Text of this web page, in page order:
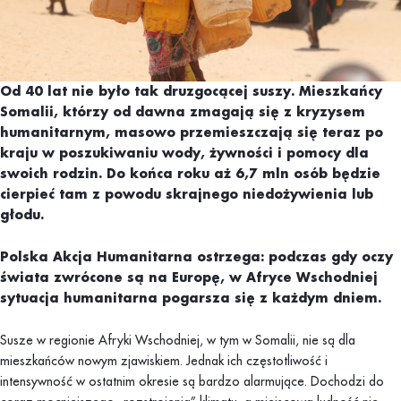
Od 40 lat nie było tak druzgocącej suszy. Mieszkańcy
Somalii, którzy od dawna zmagają się z kryzysem
humanitarnym, masowo przemieszczają się teraz po
kraju w poszukiwaniu wody, żywności i pomocy dla
swoich rodzin. Do końca roku aż 6,7 mln osób będzie
cierpieć tam z powodu skrajnego niedożywienia lub
głodu.
Polska Akcja Humanitarna ostrzega: podczas gdy oczy
świata zwrócone są na Europę, w Afryce Wschodniej
sytuacja humanitarna pogarsza się z każdym dniem.
Susze w regionie Afryki Wschodniej, w tym w Somalii, nie są dla
mieszkańców nowym zjawiskiem. Jednak ich częstotliwość i
intensywność w ostatnim okresie są bardzo alarmujące. Dochodzi do